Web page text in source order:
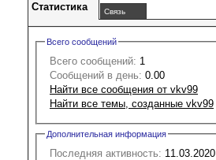
Статистика Связь
Всего сообщений
Всего сообщений: 1
Сообщений в день: 0.00
Найти все сообщения от vkv99
Найти все темы, созданные vkv99
Дополнительная информация
Последняя активность: 11.03.2020